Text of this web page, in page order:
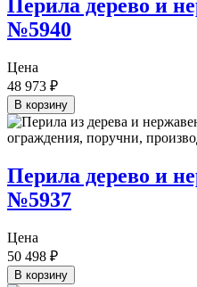
Перила дерево и
№5940
Цена
48 973 ₽
В корзину
Перила дерево и
№5937
Цена
50 498 ₽
В корзину